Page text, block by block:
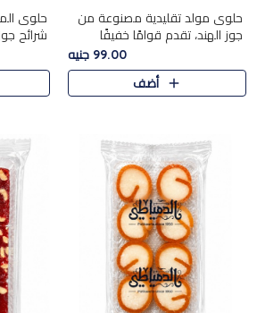
حلوى مولد تقليدية مصنوعة من
جوز الهند، تقدم قوامًا خفيفًا
ونكهة شرقية أصيلة تجسد روح
الـموسم الأعياد.
99.00 جنيه
أضف
حلوى
شرائح
غنية